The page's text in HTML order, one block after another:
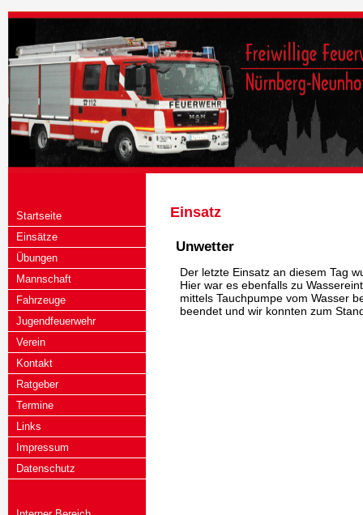
Startseite
Einsätze
Übungen
Mannschaft
Fahrzeuge
Jugendfeuerwehr
Verein
Kontakt
Ratgeber
Termine
Links
Impressum
Datenschutz
Einsatz
Unwetter
Der letzte Einsatz an diesem Tag
Hier war es ebenfalls zu
mittels Tauchpumpe vom Wasser
beendet und wir konnten zum